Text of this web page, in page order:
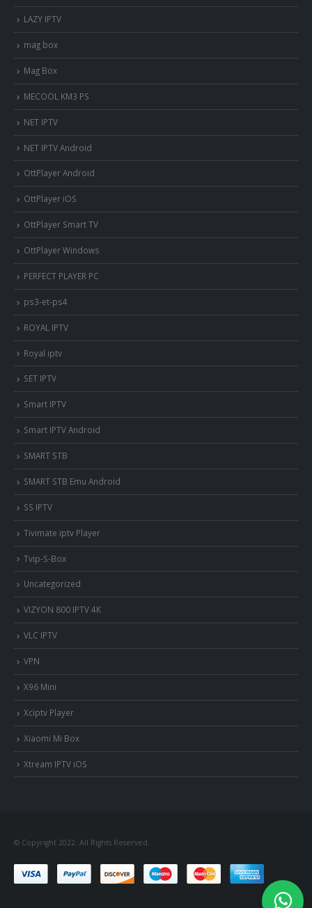
LAZY IPTV
mag box
Mag Box
MECOOL KM3 PS
NET IPTV
NET IPTV Android
OttPlayer Android
OttPlayer iOS
OttPlayer Smart TV
OttPlayer Windows
PERFECT PLAYER PC
ps3-et-ps4
ROYAL IPTV
Royal iptv
SET IPTV
Smart IPTV
Smart IPTV Android
SMART STB
SMART STB Emu Android
SS IPTV
Tivimate iptv Player
Tvip-S-Box
Uncategorized
VIZYON 800 IPTV 4K
VLC IPTV
VPN
X96 Mini
Xciptv Player
Xiaomi Mi Box
Xtream IPTV iOS
© Copyright 2022. All Rights Reserved.